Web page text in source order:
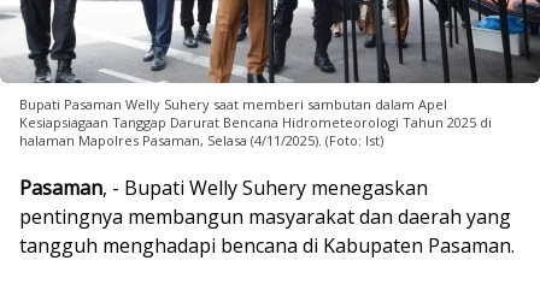
Bupati Pasaman Welly Suhery saat memberi sambutan dalam Apel
Kesiapsiagaan Tanggap Darurat Bencana Hidrometeorologi Tahun 2025 di
halaman Mapolres Pasaman, Selasa (4/11/2025). (Foto: Ist)
Pasaman, - Bupati Welly Suhery menegaskan
pentingnya membangun masyarakat dan daerah yang
tangguh menghadapi bencana di Kabupaten Pasaman.